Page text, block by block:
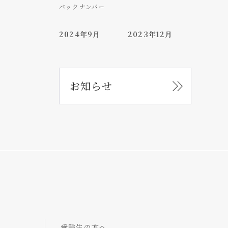
バックナンバー
2024年9月 2023年12月
お知らせ